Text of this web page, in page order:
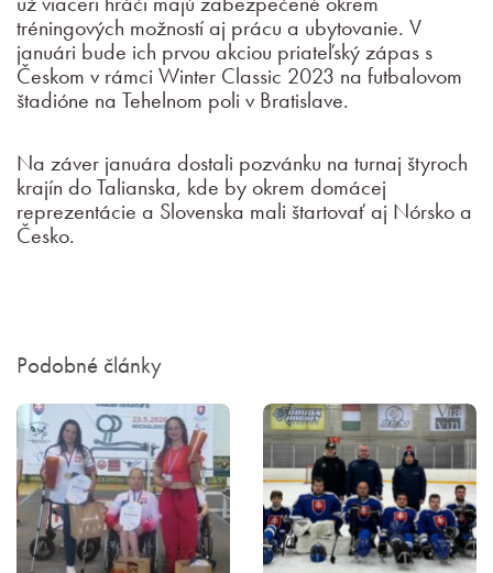
tréningových možností aj prácu a ubytovanie. V
januári bude ich prvou akciou priateľský zápas s
Českom v rámci Winter Classic 2023 na futbalovom
štadióne na Tehelnom poli v Bratislave.
Na záver januára dostali pozvánku na turnaj štyroch
krajín do Talianska, kde by okrem domácej
reprezentácie a Slovenska mali štartovať aj Nórsko a
Česko.
Podobné články